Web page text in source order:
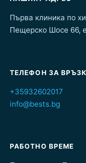
Първа клиника по
Пещерско Шосе 66,
ТЕЛЕФОН ЗА
+35932602017
info@bests.bg
РАБОТНО ВРЕМЕ